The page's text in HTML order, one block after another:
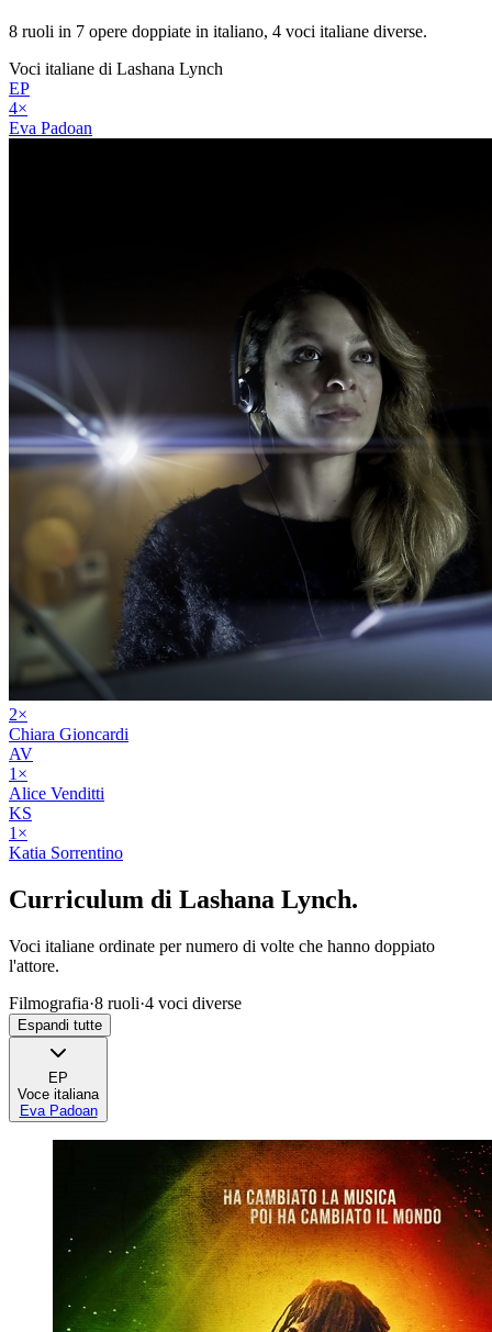
8 ruoli in 7 opere doppiate in italiano, 4 voci italiane diverse.
Voci italiane di Lashana Lynch
EP
4×
Eva Padoan
2×
Chiara Gioncardi
AV
1 ×
Alice Venditti
KS
1 ×
Katia Sorrentino
Curriculum di Lashana Lynch.
Voci italiane ordinate per numero di volte che hanno doppiato
l'attore.
Filmografia·8 ruoli·4 voci diverse
Espandi tutte
EP
Voce italiana
Eva Padoan